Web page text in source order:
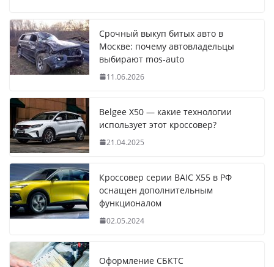
Срочный выкуп битых авто в
Москве: почему автовладельцы
выбирают mos-auto
11.06.2026
Belgee X50 — какие технологии
использует этот кроссовер?
21.04.2025
Кроссовер серии BAIC X55 в РФ
оснащен дополнительным
функционалом
02.05.2024
Оформление СБКТС